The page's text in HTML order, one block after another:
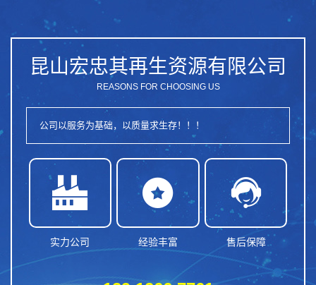
昆山宏忠其再生资源有限公司
REASONS FOR CHOOSING US
公司以服务为基础，以质量求生存！！！

实力公司

经验丰富

售后保障